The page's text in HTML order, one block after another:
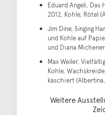
Eduard Angeli, Das
2012, Kohle, Rötel
Jim Dine, Singing
und Kohle auf
und Diana
Max Weiler,
Kohle,
kaschiert
Weitere